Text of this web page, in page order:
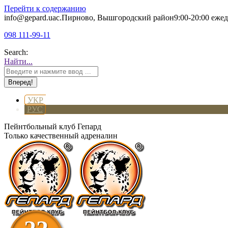
Перейти к содержанию
info@gepard.uaс.Пирново, Вышгородский район9:00-20:00
098 111-99-11
Search:
Найти...
УКР
РУС
Пейнтбольный клуб Гепард
Только качественный адреналин